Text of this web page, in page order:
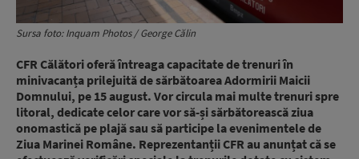
Sursa foto: Inquam Photos / George Călin
CFR Călători oferă întreaga capacitate de trenuri în
minivacanța prilejuită de sărbătoarea Adormirii Maicii
Domnului, pe 15 august. Vor circula mai multe trenuri spre
litoral, dedicate celor care vor să-și sărbătorească ziua
onomastică pe plajă sau să participe la evenimentele de
Ziua Marinei Române. Reprezentanții CFR au anunțat că se